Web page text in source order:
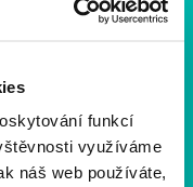
funkcí
využíváme
náš web používáte,